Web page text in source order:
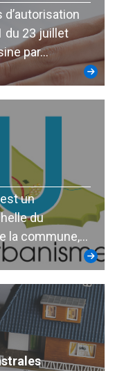
du 23 juillet
par…
un
du
la commune,…